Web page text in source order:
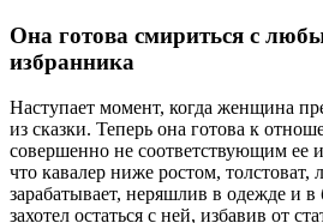
Она готова смириться с
избранника
Наступает момент, когда женщина
из сказки. Теперь она готова к
совершенно не соответствующим ее
что кавалер ниже ростом, толстоват,
зарабатывает, неряшлив в одежде и
захотел остаться с ней, избавив от